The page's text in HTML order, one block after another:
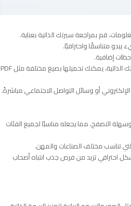
12. تحميل ومشاركة السيرة الذاتية عندما تكون راضيًا عن سيرتك الذاتية، يمكنك تحميلها بصيغ مختلفة مثل PDF
التصفح، مما يجعله مناسبًا لجميع الفئات
تناسب مختلف الصناعات والمهن.
احترافي تزيد من فرص جذب انتباه أصحاب